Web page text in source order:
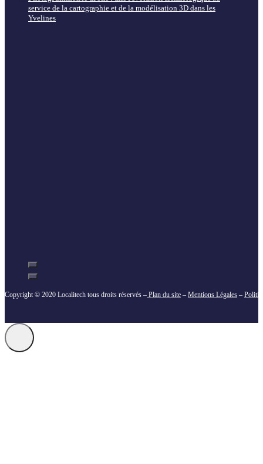
service de la cartographie et de la modélisation 3D dans les
Yvelines
Copyright © 2020 Localitech tous droits réservés – Plan du site – Mentions Légales –